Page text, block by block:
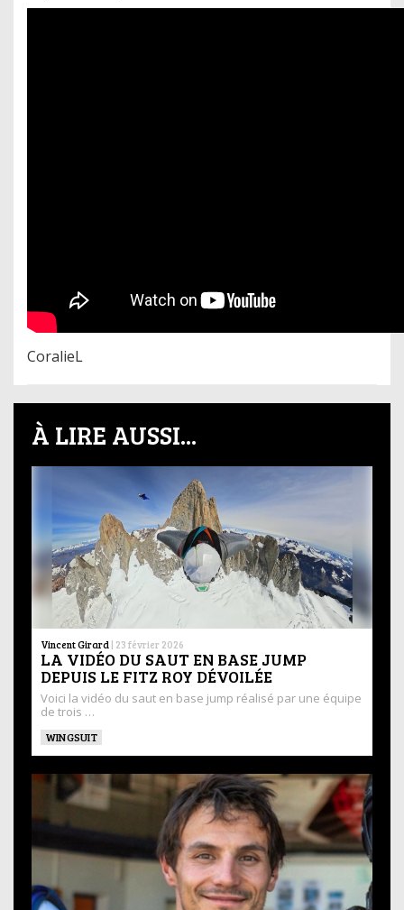
CoralieL
À LIRE AUSSI...
Vincent Girard | 23 février 2026
LA VIDÉO DU SAUT EN BASE JUMP
DEPUIS LE FITZ ROY DÉVOILÉE
Voici la vidéo du saut en base jump réalisé par une équipe
de trois …
WINGSUIT